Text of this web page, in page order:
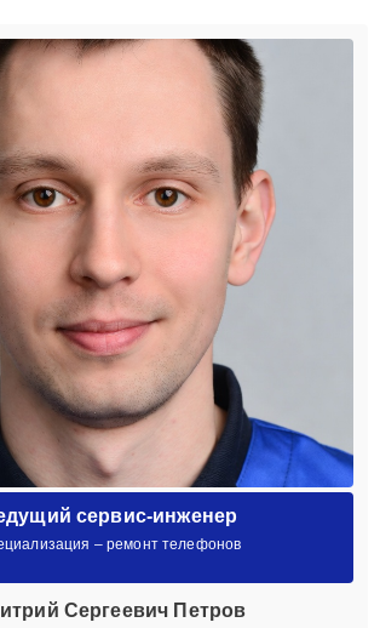
сервис-инженер
– ремонт телефонов
Сергеевич Петров